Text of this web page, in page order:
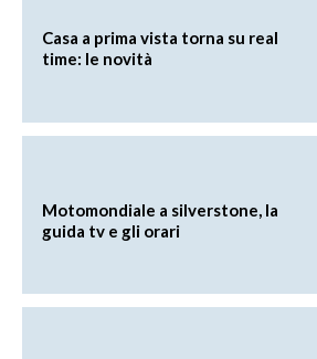
Casa a prima vista torna su real
time: le novità
Motomondiale a silverstone, la
guida tv e gli orari